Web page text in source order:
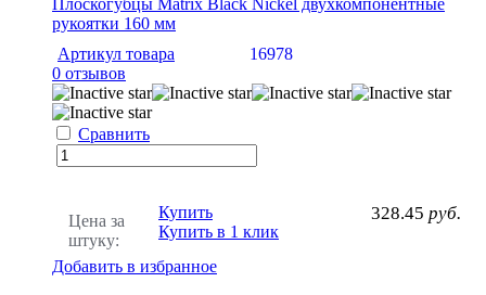
рукоятки 160 мм
Артикул товара
16978
0 отзывов
Сравнить
Цена за
штуку:
328.45 руб.
Купить
Купить в 1 клик
Добавить в избранное